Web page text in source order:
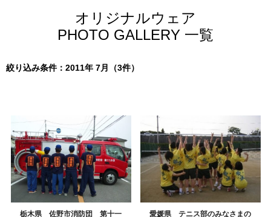
オリジナルウェア
PHOTO GALLERY 一覧
絞り込み条件：2011年 7月（3件）
栃木県 佐野市消防団 第十一
愛媛県 テニス部のみなさまの